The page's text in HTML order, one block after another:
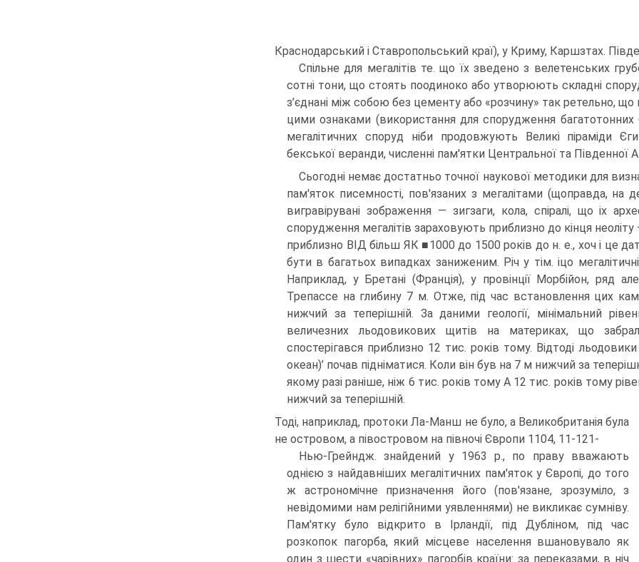
Краснодарський і Ставропольський краї), у Криму, Каршзтах.
Спільне для мегалітів те. що їх зведено з велетенських
сотні тони, що стоять поодиноко або утворюють складні
з’єднані між со­бою без цементу або «розчину» так ретельно,
цими ознаками (використання для спорудження
мегалітичних споруд ніби продовжують Великі піраміди
бекської веранди, численні пам'ятки Центральної та Південної
Сьогодні немає достатньо точної наукової методики для
пам'яток писемності, пов'язаних з мегалі­тами (щоправда, на
вигравіру­вані зображення — зигзаги, кола, спіралі, що іх
спорудження мегалітів зараховують приблизно до кінця
приблизно ВІД більш ЯК ■1000 до 1500 років до н. е., хоч і це
бути в багатьох випадках заниженим. Річ у тім. іцо
Наприклад, у Бретані (Франція), у провінції Морбійон, ряд
Трепассе на гли­бину 7 м. Отже, під час встановлення цих
нижчий за теперішній. За даними геології, мінімальний
величезних льодовикових щитів на мате­риках, що
спостерігався приблиз­но 12 тис. років тому. Відтоді
океан)’ почав підніматися. Коли він був на 7 м нижчий за
якому разі раніше, ніж 6 тис. років тому А 12 тис. років тому
нижчий за теперішній.
Тоді, наприклад, протоки Ла-Манш не було, а Великобританія була
не островом, а півостровом на півночі Європи 1104, 11-121-
Нью-Грейндж. знайдений у 1963 р., по праву вважають
однією з найдавніших мегалітичних пам'яток у Європі, до того
ж астрономічне призначення його (пов'язане, зрозуміло, з
невідомими нам релі­гійними уявленнями) не викликає сумніву.
Пам'ятку було відкрито в Ірландії, під Дубліном, під час
розкопок пагорба, який місцеве населення вшановувало як
один з шести «чарівних» пагорбів країни: за переказами, в ніч